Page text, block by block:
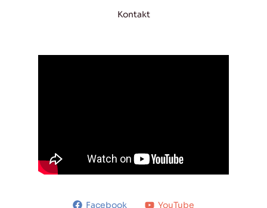
Kontakt
Facebook YouTube